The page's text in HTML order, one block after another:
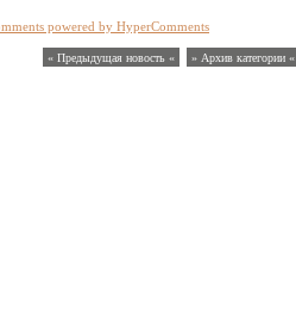
powered by HyperComments
« Предыдущая новость « » Архив категории «